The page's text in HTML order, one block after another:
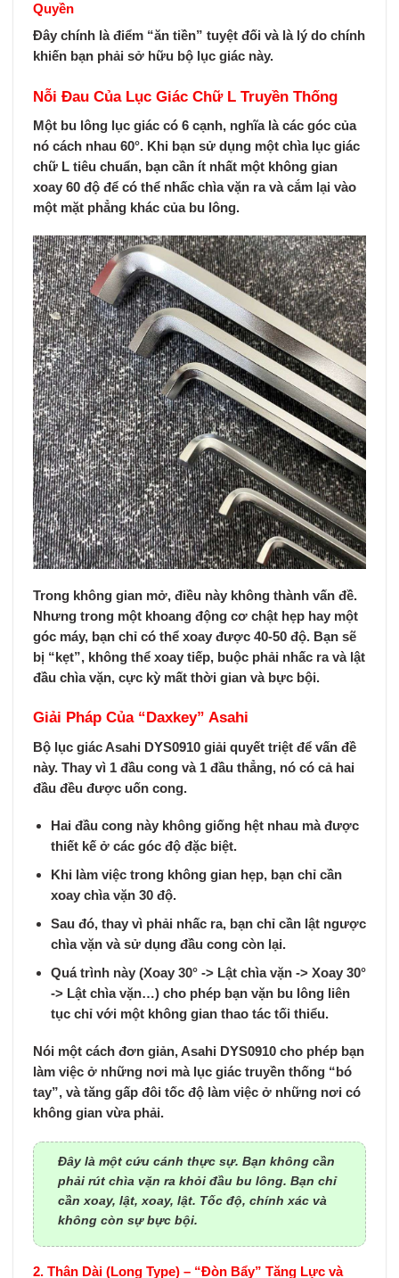
Quyền
Đây chính là điểm “ăn tiền” tuyệt đối và là lý do chính
khiến bạn phải sở hữu bộ lục giác này.
Nỗi Đau Của Lục Giác Chữ L Truyền Thống
Một bu lông lục giác có 6 cạnh, nghĩa là các góc của
nó cách nhau 60°. Khi bạn sử dụng một chìa lục giác
chữ L tiêu chuẩn, bạn cần ít nhất một không gian
xoay60 độ để có thể nhấc chìa vặn ra và cắm lại vào
một mặt phẳng khác của bu lông.
Trong không gian mở, điều này không thành vấn đề.
Nhưng trong một khoang động cơ chật hẹp hay một
góc máy, bạn chỉ có thể xoay được 40-50 độ. Bạn sẽ
bị “kẹt”, không thể xoay tiếp, buộc phải nhấc ra và lật
đầu chìa vặn, cực kỳ mất thời gian và bực bội.
Giải Pháp Của “Daxkey” Asahi
Bộ lục giác Asahi DYS0910 giải quyết triệt để vấn đề
này. Thay vì 1 đầu cong và 1 đầu thẳng, nó cócả hai
đầu đều được uốn cong.
Hai đầu cong này không giống hệt nhau mà được
thiết kế ở các góc độ đặc biệt.
Khi làm việc trong không gian hẹp, bạn chỉ cần
xoay chìa vặn 30 độ.
Sau đó, thay vì phải nhấc ra, bạn chỉ cần lật ngược
chìa vặnvà sử dụng đầu cong còn lại.
Quá trình này (Xoay 30° -> Lật chìa vặn -> Xoay 30°
-> Lật chìa vặn…) cho phép bạn vặn bu lông liên
tục chỉ với một không gian thao tác tối thiểu.
Nói một cách đơn giản, Asahi DYS0910 cho phép bạn
làm việc ở những nơi mà lục giác truyền thống “bó
tay”, và tăng gấp đôi tốc độ làm việc ở những nơi có
không gian vừa phải.
Đây là một cứu cánh thực sự. Bạn không cần
phải rút chìa vặn ra khỏi đầu bu lông. Bạn chỉ
cần xoay, lật, xoay, lật. Tốc độ, chính xác và
không còn sự bực bội.
2. Thân Dài (Long Type) – “Đòn Bẩy” Tăng Lực và